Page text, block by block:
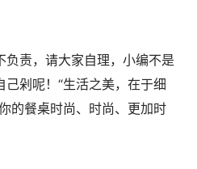
责，请大家自理，小编不是
剁呢！“生活之美，在于细
的餐桌时尚、时尚、更加时